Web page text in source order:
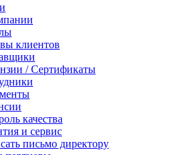
клиентов
/ Сертификаты
качества
и сервис
письмо директору